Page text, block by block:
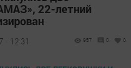
22-летний
- 12:31 957 0 0